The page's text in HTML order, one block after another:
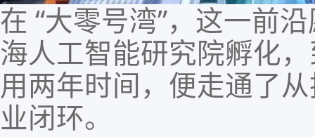
在 “大零号湾”，这一前
海人工智能研究院孵化
用两年时间，便走通了
业闭环。